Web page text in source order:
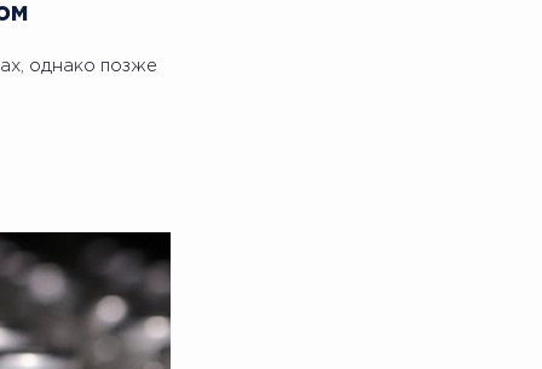
однако позже